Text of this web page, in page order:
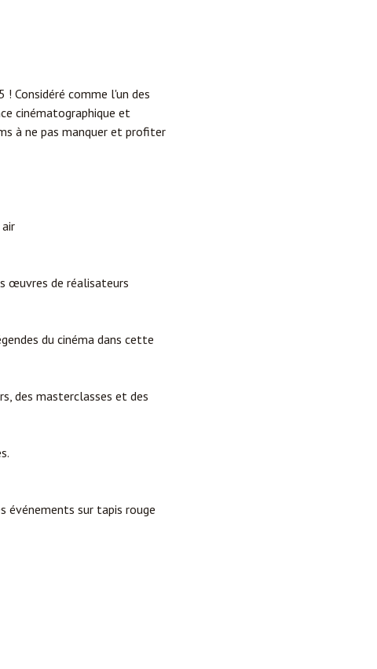
Considéré comme l'un des
cinématographique et
à ne pas manquer et profiter
œuvres de réalisateurs
du cinéma dans cette
des masterclasses et des
événements sur tapis rouge